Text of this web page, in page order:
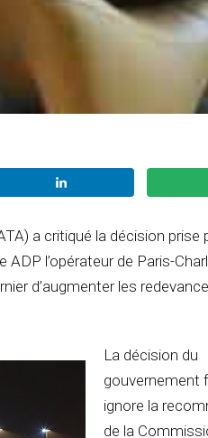
a critiqué la décision prise
l’opérateur de Paris-
d’augmenter les
La décision du
gouvernement
ignore la
de la